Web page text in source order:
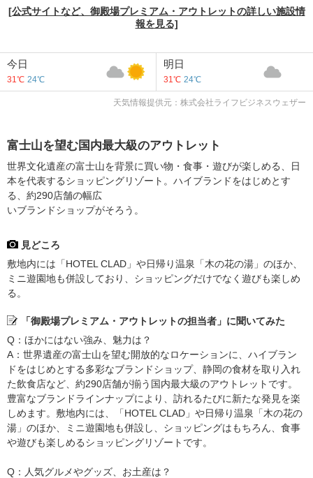
[公式サイトなど、御殿場プレミアム・アウトレットの詳しい施設情
報を見る]
今日
31℃ 24℃
明日
31℃ 24℃
天気情報提供元：株式会社ライフビジネスウェザー
富士山を望む国内最大級のアウトレット
世界文化遺産の富士山を背景に買い物・食事・遊びが楽しめる、日
本を代表するショッピングリゾート。ハイブランドをはじめとす
る、約290店舗の幅広
いブランドショップがそろう。
見どころ
敷地内には「HOTEL CLAD」や日帰り温泉「木の花の湯」のほか、
ミニ遊園地も併設しており、ショッピングだけでなく遊びも楽しめ
る。
「御殿場プレミアム・アウトレットの担当者」に聞いてみた
Q：ほかにはない強み、魅力は？
A：世界遺産の富士山を望む開放的なロケーションに、ハイブラン
ドをはじめとする多彩なブランドショップ、静岡の食材を取り入れ
た飲食店など、約290店舗が揃う国内最大級のアウトレットです。
豊富なブランドラインナップにより、訪れるたびに新たな発見を楽
しめます。敷地内には、「HOTEL CLAD」や日帰り温泉「木の花の
湯」のほか、ミニ遊園地も併設し、ショッピングはもちろん、食事
や遊びも楽しめるショッピングリゾートです。
Q：人気グルメやグッズ、お土産は？